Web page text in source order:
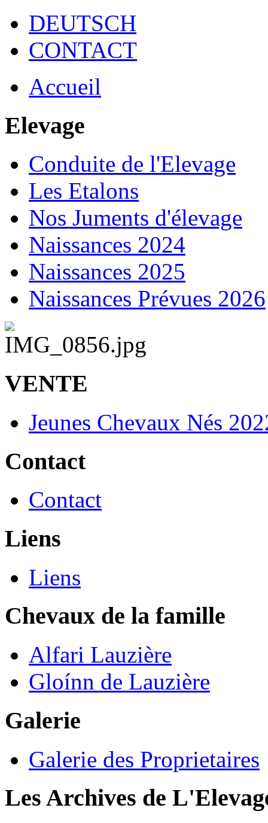
DEUTSCH
CONTACT
Accueil
Elevage
Conduite de l'Elevage
Les Etalons
Nos Juments d'élevage
Naissances 2024
Naissances 2025
Naissances Prévues 2026
VENTE
Jeunes Chevaux Nés
Contact
Contact
Liens
Liens
Chevaux de la famille
Alfari Lauzière
Gloínn de Lauzière
Galerie
Galerie des Proprietaires
Les Archives de